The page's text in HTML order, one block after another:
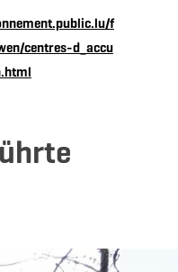
f
centres-d_accu